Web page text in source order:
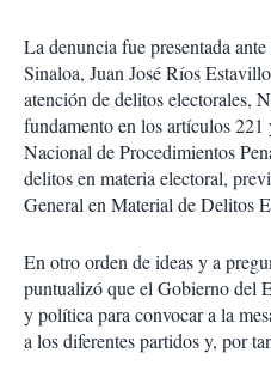
La denuncia fue presentada
Sinaloa, Juan José Ríos
atención de delitos electorales,
fundamento en los artículos
Nacional de Procedimientos
delitos en materia electoral,
General en Material de Delitos
En otro orden de ideas y a
puntualizó que el Gobierno del
y política para convocar a la
a los diferentes partidos y, por